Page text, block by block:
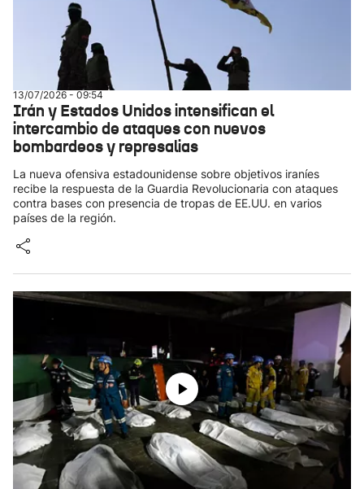
13/07/2026 - 09:54
Irán y Estados Unidos intensifican el
intercambio de ataques con nuevos
bombardeos y represalias
La nueva ofensiva estadounidense sobre objetivos iraníes
recibe la respuesta de la Guardia Revolucionaria con ataques
contra bases con presencia de tropas de EE.UU. en varios
países de la región.